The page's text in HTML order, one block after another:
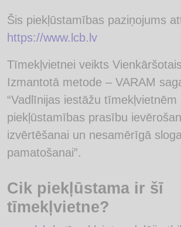
Šis piekļūstamības paziņojums
https://www.lcb.lv
Tīmekļvietnei veikts
Izmantotā metode – VARAM
“Vadlīnijas iestāžu tīmekļvietnēm
piekļūstamības prasību
izvērtēšanai un nesamērīgā sloga
pamatošanai”.
Cik piekļūstama ir šī
tīmekļvietne?